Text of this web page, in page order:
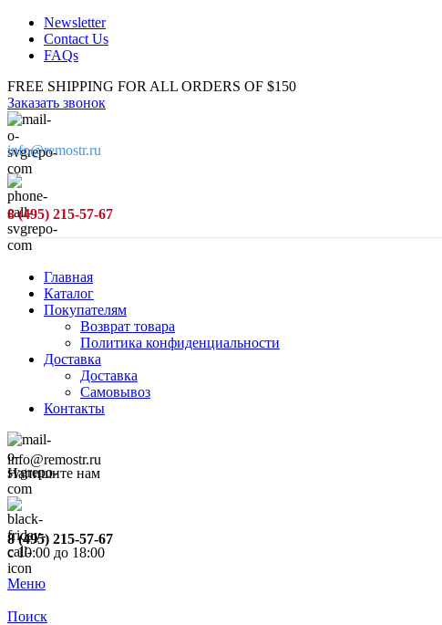
Newsletter
Contact Us
FAQs
FREE SHIPPING FOR ALL ORDERS OF $150
Заказать звонок
info@remostr.ru
8 (495) 215-57-67
Главная
Каталог
Покупателям
Возврат товара
Политика конфиденциальности
Доставка
Доставка
Самовывоз
Контакты
info@remostr.ru
Напишите нам
8 (495) 215-57-67
c 10:00 до 18:00
Меню
Поиск